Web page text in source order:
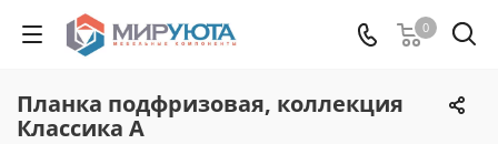
0
Планка подфризовая, коллекция
Классика А